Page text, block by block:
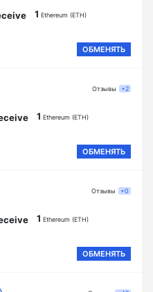
1 Ethereum (ETH)
ОБМЕНЯТЬ
1 Ethereum (ETH)
ОБМЕНЯТЬ
Отзывы +2
1 Ethereum (ETH)
ОБМЕНЯТЬ
Отзывы +0